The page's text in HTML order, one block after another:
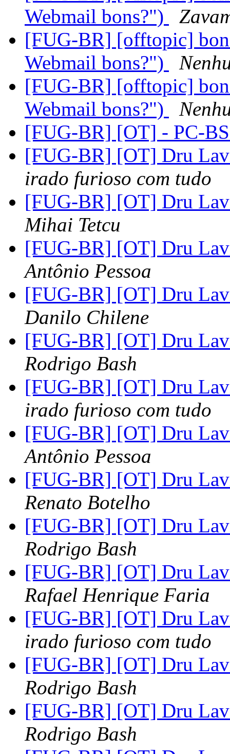
Webmail bons?")
[FUG-BR] [offtopic]
Webmail bons?")
[FUG-BR] [offtopic]
Webmail bons?")
[FUG-BR] [OT] - PC-
[FUG-BR] [OT] Dru
irado furioso com tudo
[FUG-BR] [OT] Dru
Mihai Tetcu
[FUG-BR] [OT] Dru
Antônio Pessoa
[FUG-BR] [OT] Dru
Danilo Chilene
[FUG-BR] [OT] Dru
Rodrigo Bash
[FUG-BR] [OT] Dru
irado furioso com tudo
[FUG-BR] [OT] Dru
Antônio Pessoa
[FUG-BR] [OT] Dru
Renato Botelho
[FUG-BR] [OT] Dru
Rodrigo Bash
[FUG-BR] [OT] Dru
Rafael Henrique Faria
[FUG-BR] [OT] Dru
irado furioso com tudo
[FUG-BR] [OT] Dru
Rodrigo Bash
[FUG-BR] [OT] Dru
Rodrigo Bash